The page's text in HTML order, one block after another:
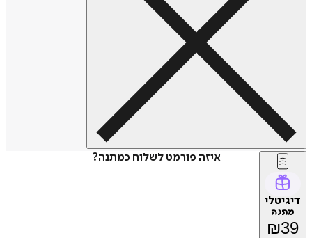
איזה פורמט לשלוח כמתנה?
דיגיטלי
מתנה
₪39